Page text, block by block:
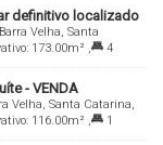
o
privilegiada.
Santa Catarina
definitivo localizado
Velha, Santa
173.00m² ,
4
Útil: 173.00m²
- VENDA
Velha, Santa Catarina,
116.00m² ,
1
Útil: 116.00m²